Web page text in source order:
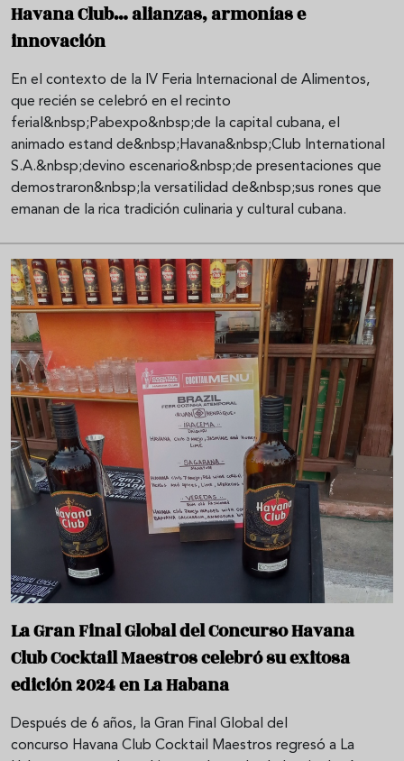
Havana Club… alianzas, armonías e
innovación
En el contexto de la IV Feria Internacional de Alimentos,
que recién se celebró en el recinto
ferial&nbsp;Pabexpo&nbsp;de la capital cubana, el
animado estand de&nbsp;Havana&nbsp;Club International
S.A.&nbsp;devino escenario&nbsp;de presentaciones que
demostraron&nbsp;la versatilidad de&nbsp;sus rones que
emanan de la rica tradición culinaria y cultural cubana.
La Gran Final Global del Concurso Havana
Club Cocktail Maestros celebró su exitosa
edición 2024 en La Habana
Después de 6 años, la Gran Final Global del
concurso Havana Club Cocktail Maestros regresó a La